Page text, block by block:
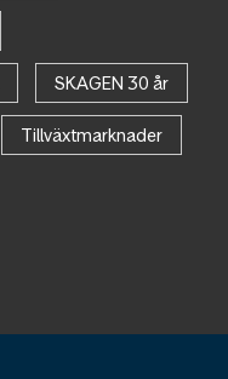
SKAGEN 30 år
Tillväxtmarknader